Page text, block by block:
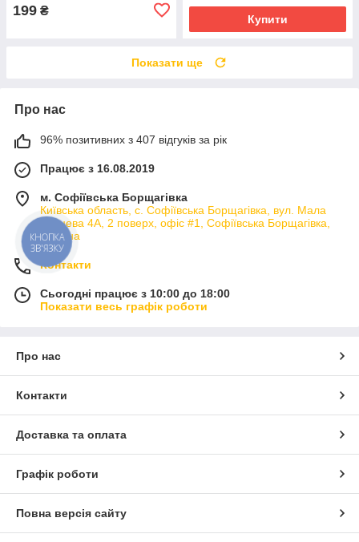
199 ₴
Купити
Показати ще
Про нас
96% позитивних з 407 відгуків за рік
Працює з 16.08.2019
м. Софіївська Борщагівка
Київська область, с. Софіївська Борщагівка, вул. Мала
кільцева 4А, 2 поверх, офіс #1, Софіївська Борщагівка,
Україна
Контакти
Сьогодні працює з 10:00 до 18:00
Показати весь графік роботи
Про нас
Контакти
Доставка та оплата
Графік роботи
Повна версія сайту
КНОПКА
ЗВ'ЯЗКУ